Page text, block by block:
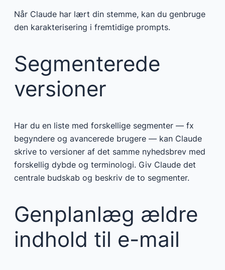
Når Claude har lært din stemme, kan du genbruge
den karakterisering i fremtidige prompts.
Segmenterede
versioner
Har du en liste med forskellige segmenter — fx
begyndere og avancerede brugere — kan Claude
skrive to versioner af det samme nyhedsbrev med
forskellig dybde og terminologi. Giv Claude det
centrale budskab og beskriv de to segmenter.
Genplanlæg ældre
indhold til e-mail